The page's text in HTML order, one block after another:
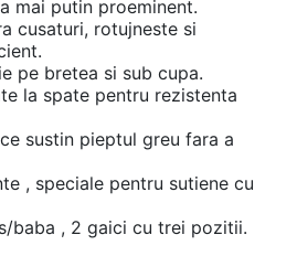
mai putin proeminent.
cusaturi, rotujneste si
pe bretea si sub cupa.
la spate pentru rezistenta
sustin pieptul greu fara a
, speciale pentru sutiene cu
baba , 2 gaici cu trei pozitii.